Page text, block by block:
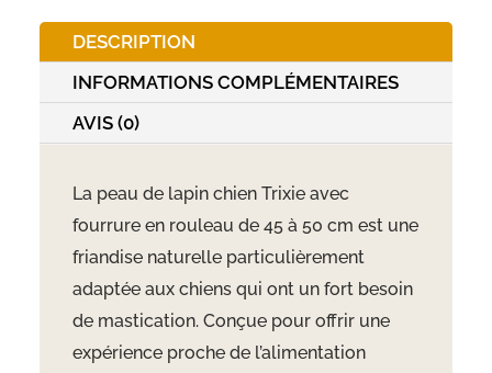
avec
fourrure
45-
50cm
DESCRIPTION
INFORMATIONS COMPLÉMENTAIRES
AVIS (0)
La peau de lapin chien Trixie avec
fourrure en rouleau de 45 à 50 cm est une
friandise naturelle particulièrement
adaptée aux chiens qui ont un fort besoin
de mastication. Conçue pour offrir une
expérience proche de l’alimentation